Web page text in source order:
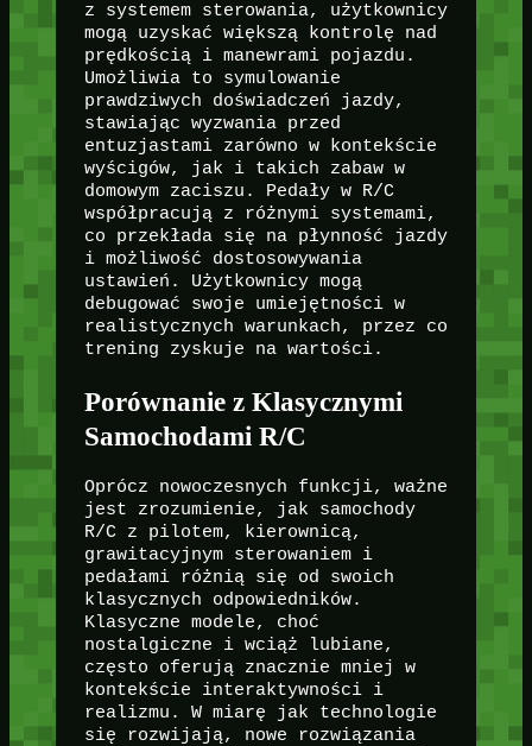
z systemem sterowania, użytkownicy
mogą uzyskać większą kontrolę nad
prędkością i manewrami pojazdu.
Umożliwia to symulowanie
prawdziwych doświadczeń jazdy,
stawiając wyzwania przed
entuzjastami zarówno w kontekście
wyścigów, jak i takich zabaw w
domowym zaciszu. Pedały w R/C
współpracują z różnymi systemami,
co przekłada się na płynność jazdy
i możliwość dostosowywania
ustawień. Użytkownicy mogą
debugować swoje umiejętności w
realistycznych warunkach, przez co
trening zyskuje na wartości.
Porównanie z Klasycznymi
Samochodami R/C
Oprócz nowoczesnych funkcji, ważne
jest zrozumienie, jak samochody
R/C z pilotem, kierownicą,
grawitacyjnym sterowaniem i
pedałami różnią się od swoich
klasycznych odpowiedników.
Klasyczne modele, choć
nostalgiczne i wciąż lubiane,
często oferują znacznie mniej w
kontekście interaktywności i
realizmu. W miarę jak technologie
się rozwijają, nowe rozwiązania